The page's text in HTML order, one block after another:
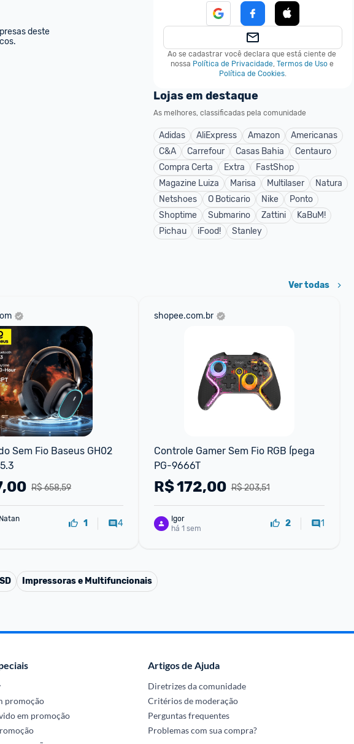
deste
Ao se cadastrar você declara que está ciente de
nossa Política de Privacidade, Termos de Uso e
Política de Cookies.
Lojas em destaque
As melhores, classificadas pela comunidade
Adidas AliExpress Amazon
Americanas
C&A
Carrefour Casas Bahia
Centauro
Compra Certa
Extra
FastShop
Magazine Luiza
Marisa Multilaser
Natura
Netshoes
O Boticario Nike
Ponto
Shoptime
Submarino Zattini
KaBuM!
Pichau
iFood! Stanley
Ver todas
Sem Fio Baseus GH02
R$ 658,59
1 4
shopee.com.br
Controle Gamer Sem Fio RGB Ípega
PG-9666T
R$ 203,51
R$172,00
Igor
há 1 sem
2 1
Impressoras e Multifuncionais
promoção
em promoção
Artigos de Ajuda
Diretrizes da comunidade
Critérios de moderação
Perguntas frequentes
Problemas com sua compra?